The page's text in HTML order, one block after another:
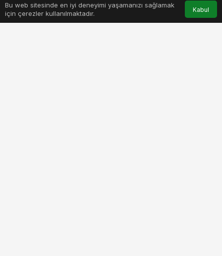
Bu web sitesinde en iyi deneyimi yaşamanızı sağlamak
için çerezler kullanılmaktadır.
Kabul
Anasayfa Akış Hesabım Bildirimler